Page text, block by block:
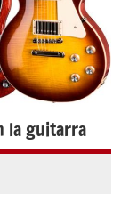
la guitarra